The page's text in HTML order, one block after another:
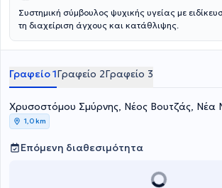
Συστημική σύμβουλος ψυχικής υγείας με
τη διαχείριση άγχους και κατάθλιψης.
Γραφείο 1Γραφείο 2Γραφείο 3
Χρυσοστόμου Σμύρνης, Νέος Βουτζάς, Νέα
1,0 km
Επόμενη διαθεσιμότητα